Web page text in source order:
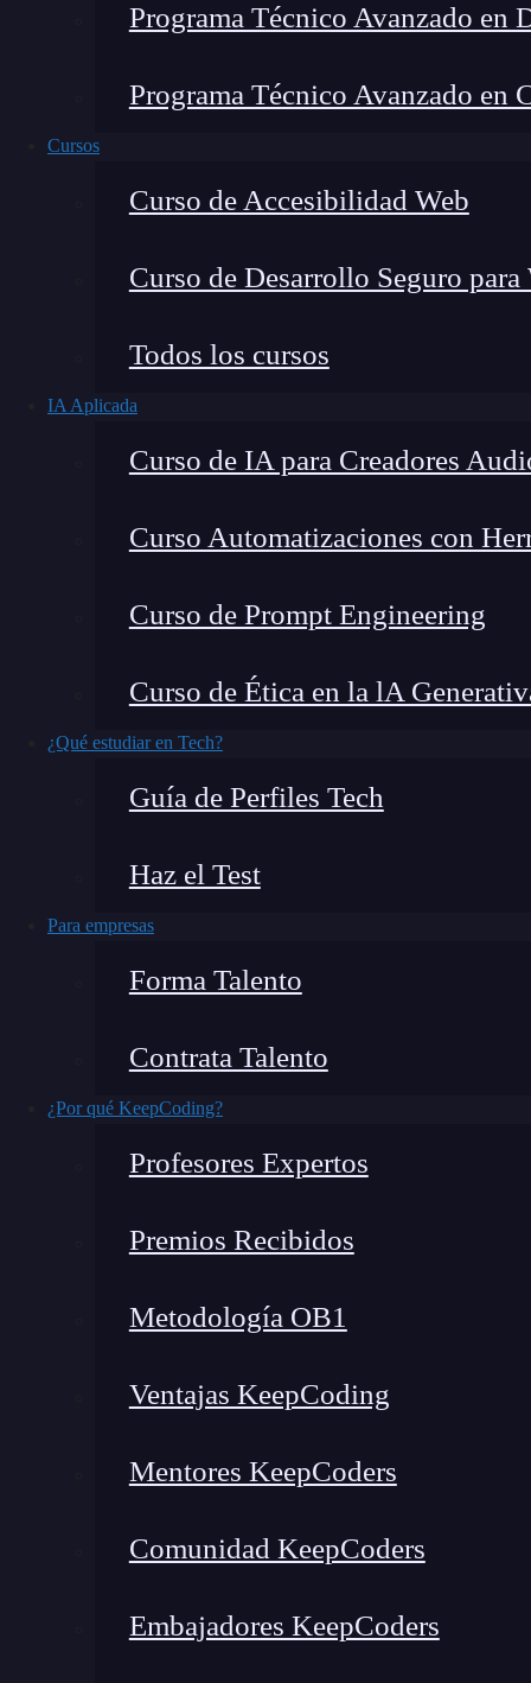
Programa Técnico Avanzado
Programa Técnico Avanzado
Cursos
Curso de Accesibilidad Web
Curso de Desarrollo Seguro para
Todos los cursos
IA Aplicada
Curso de IA para Creadores
Curso Automatizaciones con
Curso de Prompt Engineering
Curso de Ética en la lA
¿Qué estudiar en Tech?
Guía de Perfiles Tech
Haz el Test
Para empresas
Forma Talento
Contrata Talento
¿Por qué KeepCoding?
Profesores Expertos
Premios Recibidos
Metodología OB1
Ventajas KeepCoding
Mentores KeepCoders
Comunidad KeepCoders
Embajadores KeepCoders
Contribuyo a acercar la realidad del sector
entender, navegar, completar. La
discapacidad, pueda usarlo sin barreras.
En el WebAIM Million top 1M homepages,
contraste 79,1%, alt text faltante 55,5% y